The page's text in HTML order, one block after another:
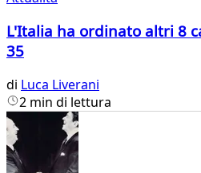
L'Italia ha ordinato altri 8
35
di Luca Liverani
2 min di lettura